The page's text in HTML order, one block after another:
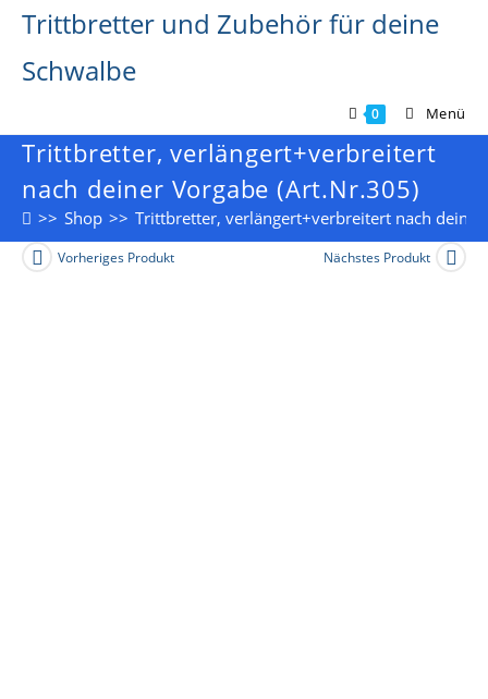
Inhalt
springen
Trittbretter und Zubehör für deine
Schwalbe
0 Menü
Trittbretter, verlängert+verbreitert
nach deiner Vorgabe (Art.Nr.305)
>> Shop >> Trittbretter, verlängert+verbreitert nach deiner
Vorheriges Produkt Nächstes Produkt